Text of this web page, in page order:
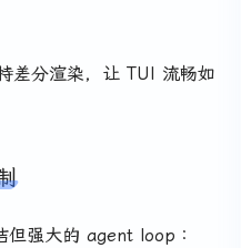
差分渲染，让 TUI 流畅如
强大的 agent loop：